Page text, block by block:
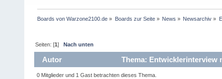
Boards von Warzone2100.de » Boards zur Seite» News » Newsarchiv »
Seiten: [1]Nach unten
Autor Thema: Entwicklerinterview
0 Mitglieder und 1 Gast betrachten dieses Thema.